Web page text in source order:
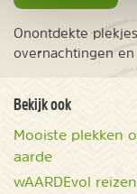
Onontdekte
overnachtingen
Bekijk ook
Mooiste plekken
aarde
wAARDEvol reizen